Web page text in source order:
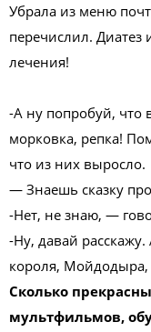
Убрала из меню
перечислил. Диатез
лечения!
-А ну попробуй, что
морковка, репка!
что из них выросло.
— Знаешь сказку
-Нет, не знаю, —
-Ну, давай расскажу.
короля,
Сколько
мультфильмов,